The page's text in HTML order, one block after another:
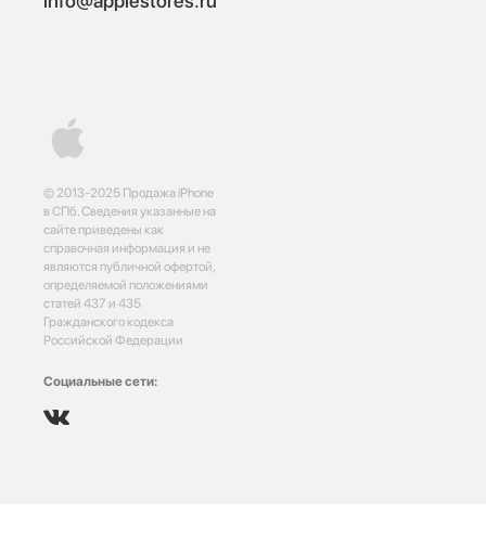
© 2013-2025 Продажа iPhone
в СПб. Сведения указанные на
сайте приведены как
справочная информация и не
являются публичной офертой,
определяемой положениями
статей 437 и 435
Гражданского кодекса
Российской Федерации
Социальные сети: